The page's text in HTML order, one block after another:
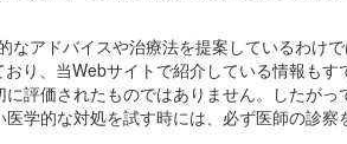
なアドバイスや治療法を提案しているわけ
り、当Webサイトで紹介している情報もす
評価されたものではありません。したがっ
学的な対処を試す時には、必ず医師の診察